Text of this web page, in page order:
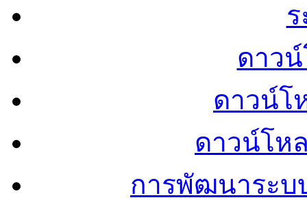
ดาว
ดาวน์โ
ดาวน์โห
การพัฒนาระ